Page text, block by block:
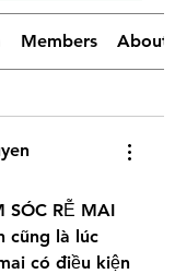
Members About
SÓC RỄ MAI
cũng là lúc
có điều kiện